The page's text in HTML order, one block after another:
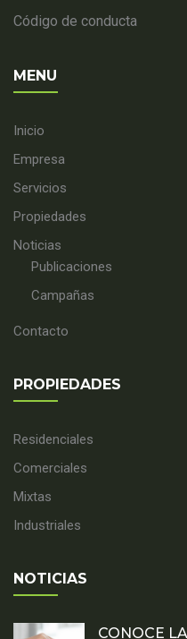
Código de conducta
MENU
Inicio
Empresa
Servicios
Propiedades
Noticias
Publicaciones
Campañas
Contacto
PROPIEDADES
Residenciales
Comerciales
Mixtas
Industriales
NOTICIAS
CONOCE